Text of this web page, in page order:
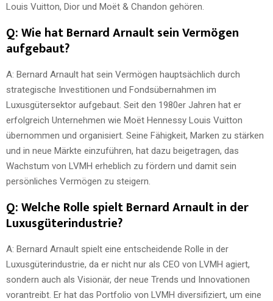
Louis Vuitton, Dior und Moët & Chandon gehören.
Q: Wie hat Bernard Arnault sein Vermögen
aufgebaut?
A: Bernard Arnault hat sein Vermögen hauptsächlich durch
strategische Investitionen und Fondsübernahmen im
Luxusgütersektor aufgebaut. Seit den 1980er Jahren hat er
erfolgreich Unternehmen wie Moët Hennessy Louis Vuitton
übernommen und organisiert. Seine Fähigkeit, Marken zu stärken
und in neue Märkte einzuführen, hat dazu beigetragen, das
Wachstum von LVMH erheblich zu fördern und damit sein
persönliches Vermögen zu steigern.
Q: Welche Rolle spielt Bernard Arnault in der
Luxusgüterindustrie?
A: Bernard Arnault spielt eine entscheidende Rolle in der
Luxusgüterindustrie, da er nicht nur als CEO von LVMH agiert,
sondern auch als Visionär, der neue Trends und Innovationen
vorantreibt. Er hat das Portfolio von LVMH diversifiziert, um eine